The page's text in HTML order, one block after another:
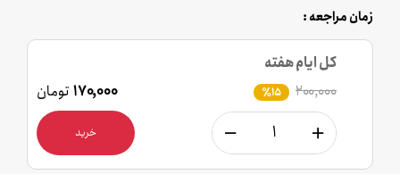
زمان مراجعه :
کل ایام هفته
۲۰۰,۰۰۰
٪15 ۱۷۰,۰۰۰ تومان
خرید